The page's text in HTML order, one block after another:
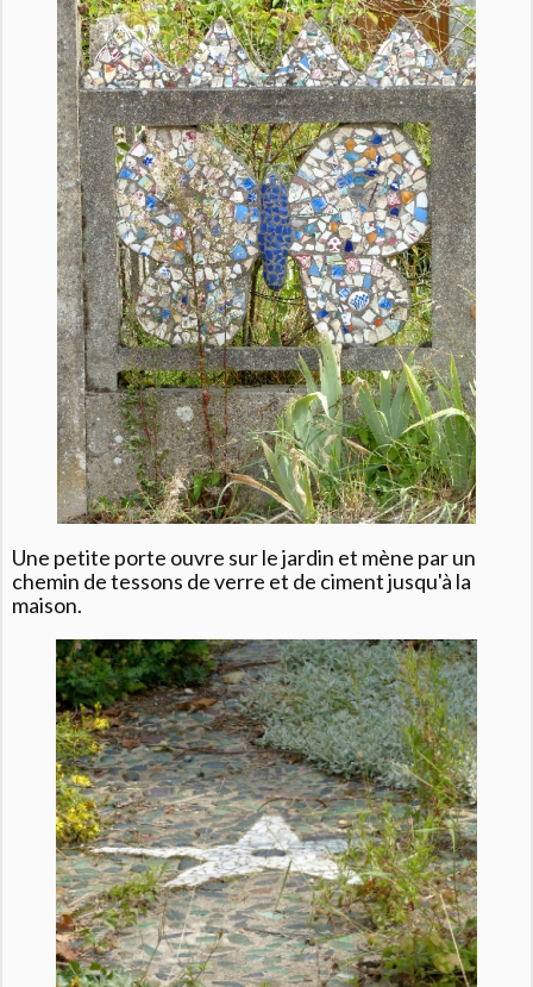
Une petite porte ouvre sur le jardin et mène par un
chemin de tessons de verre et de ciment jusqu'à la
maison.